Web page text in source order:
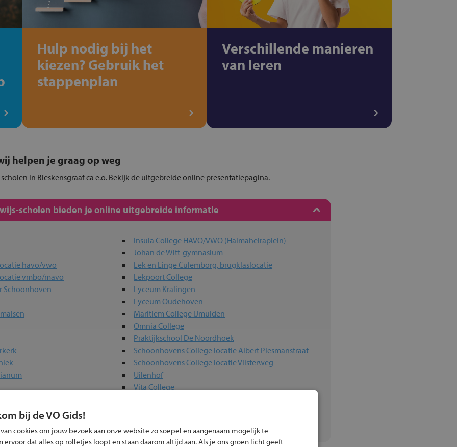
Hulp nodig bij het
kiezen? Gebruik het
stappenplan
Verschillende manieren
van leren
helpen je graag op weg
in Bleskensgraaf ca e.o. Bekijk de uitgebreide online presentatiepagina.
scholen bieden je online uitgebreide informatie
havo/vwo
vmbo/mavo
Schoonhoven
Insula College HAVO/VWO (Halmaheiraplein)
Johan de Witt-gymnasium
Lek en Linge Culemborg, brugklaslocatie
Lekpoort College
Lyceum Kralingen
Lyceum Oudehoven
Maritiem College IJmuiden
Omnia College
Praktijkschool De Noordhoek
Schoonhovens College locatie Albert Plesmanstraat
Schoonhovens College locatie Vlisterweg
Uilenhof
Vita College
bij de VO Gids!
cookies om jouw bezoek aan onze website zo soepel en aangenaam mogelijk te
ervoor dat alles op rolletjes loopt en staan daarom altijd aan. Als je ons groen licht geeft